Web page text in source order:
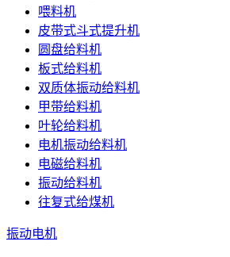
喂料机
皮带式斗式提升机
圆盘给料机
板式给料机
双质体振动给料机
甲带给料机
叶轮给料机
电机振动给料机
电磁给料机
振动给料机
往复式给煤机
振动电机